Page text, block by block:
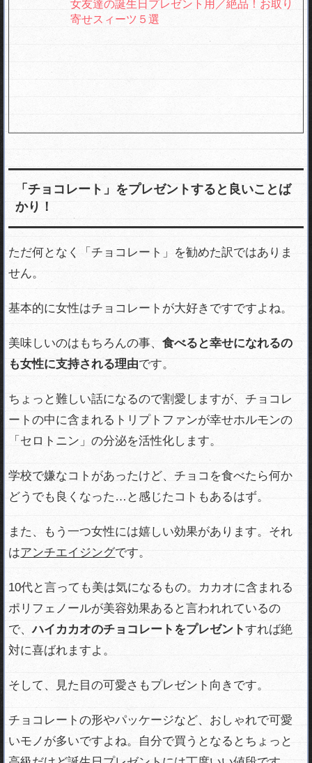
女友達の誕生日プレゼント用／絶品！お取り
寄せスィーツ５選
「チョコレート」をプレゼントすると良いことば
かり！
ただ何となく「チョコレート」を勧めた訳ではありま
せん。
基本的に女性はチョコレートが大好きですですよね。
美味しいのはもちろんの事、食べると幸せになれるの
も女性に支持される理由です。
ちょっと難しい話になるので割愛しますが、チョコレ
ートの中に含まれるトリプトファンが幸せホルモンの
「セロトニン」の分泌を活性化します。
学校で嫌なコトがあったけど、チョコを食べたら何か
どうでも良くなった…と感じたコトもあるはず。
また、もう一つ女性には嬉しい効果があります。それ
はアンチエイジングです。
10代と言っても美は気になるもの。カカオに含まれる
ポリフェノールが美容効果あると言われれているの
で、ハイカカオのチョコレートをプレゼントすれば絶
対に喜ばれますよ。
そして、見た目の可愛さもプレゼント向きです。
チョコレートの形やパッケージなど、おしゃれで可愛
いモノが多いですよね。自分で買うとなるとちょっと